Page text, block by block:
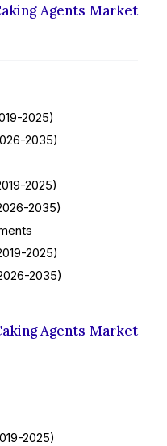
Agents Market
2025)
2035)
2025)
2035)
2025)
2035)
Agents Market
2025)